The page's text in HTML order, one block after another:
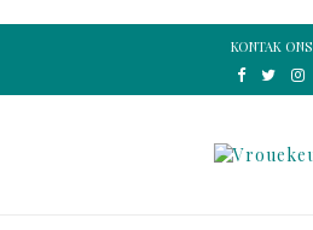
KONTAK ONS